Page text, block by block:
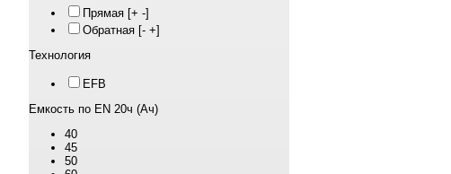
Прямая [+ -]
Обратная [- +]
Технология
EFB
Емкость по EN 20ч (Ач)
40
45
50